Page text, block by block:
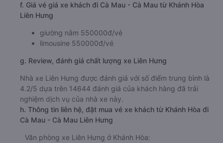
f. Giá vé giá xe khách đi Cà Mau - Cà Mau từ Khánh Hòa
Liên Hưng
giường nằm 550000đ/vé
limousine 550000đ/vé
g. Review, đánh giá chất lượng xe Liên Hưng
Nhà xe Liên Hưng được đánh giá với số điểm trung bình là
4.2/5 dựa trên 14644 đánh giá của khách hàng đã trải
nghiệm dịch vụ của nhà xe này.
h. Thông tin liên hệ, đặt mua vé xe khách từ Khánh Hòa đi
Cà Mau - Cà Mau Liên Hưng
Văn phòng xe Liên Hưng ở Khánh Hòa: